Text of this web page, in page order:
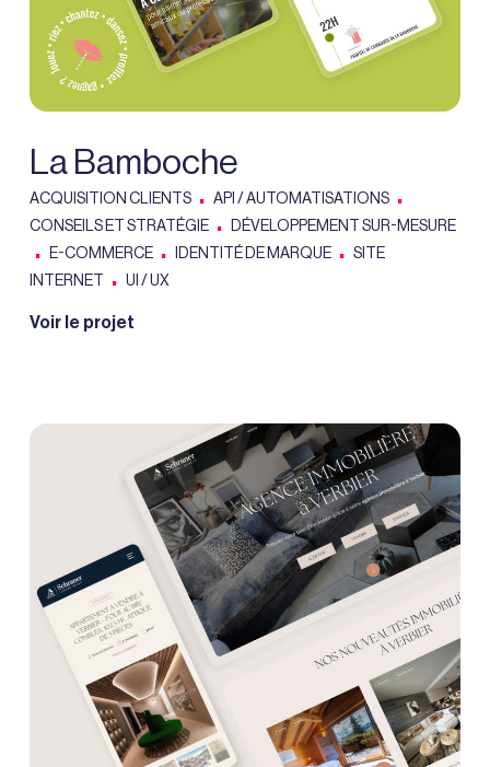
La Bamboche
ACQUISITION CLIENTS . API / AUTOMATISATIONS .
CONSEILS ET STRATÉGIE . DÉVELOPPEMENT SUR-MESURE
. E-COMMERCE . IDENTITÉ DE MARQUE . SITE
INTERNET
. UI / UX
Voir le projet